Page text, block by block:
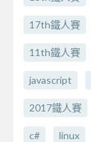
17th鐵人賽
11th鐵人賽
javascript
2017鐵人賽
c# linux